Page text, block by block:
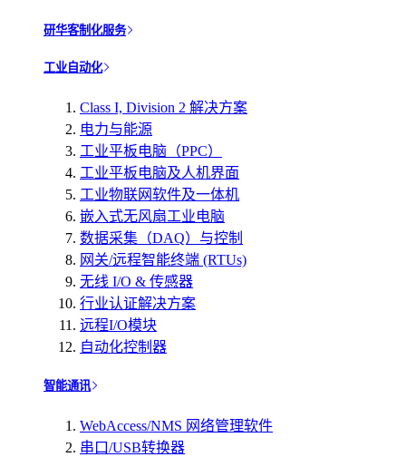
研华客制化服务
工业自动化
Class I, Division 2 解决方案
电力与能源
工业平板电脑（PPC）
工业平板电脑及人机界面
工业物联网软件及一体机
嵌入式无风扇工业电脑
数据采集（DAQ）与控制
网关/远程智能终端 (RTUs)
无线 I/O & 传感器
行业认证解决方案
远程I/O模块
自动化控制器
智能通讯
WebAccess/NMS 网络管理软件
串口/USB转换器